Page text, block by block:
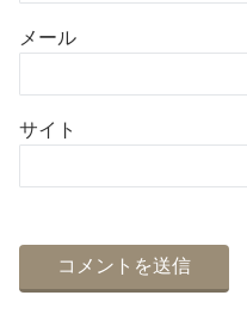
メール
サイト